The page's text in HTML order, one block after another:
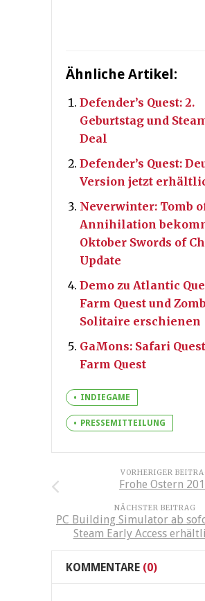
Ähnliche Artikel:
Defender’s Quest: 2.
Geburtstag und
Deal
Defender’s Quest:
Version jetzt
Neverwinter: Tomb
Annihilation
Oktober Swords of
Update
Demo zu Atlantic
Farm Quest und
Solitaire erschienen
GaMons: Safari
Farm Quest
INDIEGAME
PRESSEMITTEILUNG
VORHERIGER
Frohe Ostern
NÄCHSTER BEITRAG
PC Building Simulator ab
Steam Early Access
KOMMENTARE (0)